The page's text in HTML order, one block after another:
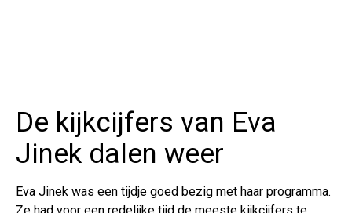
De kijkcijfers van Eva
Jinek dalen weer
Eva Jinek was een tijdje goed bezig met haar programma.